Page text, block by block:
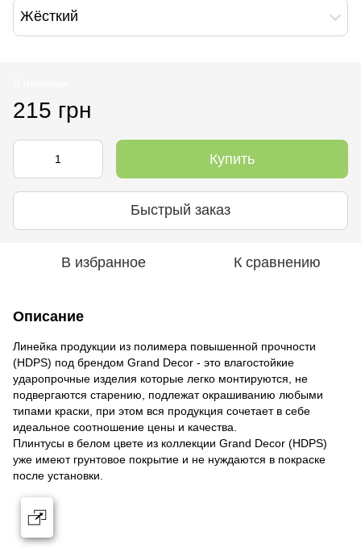
Жёсткий
215 грн
Купить
Быстрый заказ
В избранное К сравнению
Описание
Линейка продукции из полимера повышенной прочности
(HDPS) под брендом Grand Decor - это влагостойкие
ударопрочные изделия которые легко монтируются, не
подвергаются старению, подлежат окрашиванию любыми
типами краски, при этом вся продукция сочетает в себе
идеальное соотношение цены и качества.
Плинтусы в белом цвете из коллекции Grand Decor (HDPS)
уже имеют грунтовое покрытие и не нуждаются в покраске
после установки.